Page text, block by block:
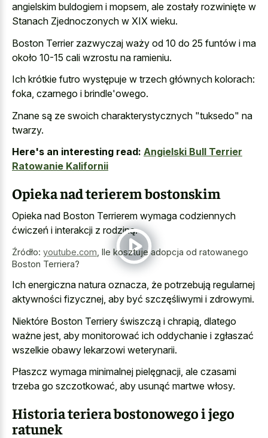
angielskim buldogiem i mopsem, ale zostały rozwinięte w
Stanach Zjednoczonych w XIX wieku.
Boston Terrier zazwyczaj waży od 10 do 25 funtów i ma
około 10-15 cali wzrostu na ramieniu.
Ich krótkie futro występuje w trzech głównych kolorach:
foka, czarnego i brindle'owego.
Znane są ze swoich charakterystycznych "tuksedo" na
twarzy.
Here's an interesting read: Angielski Bull Terrier
Ratowanie Kalifornii
Opieka nad terierem bostonskim
Opieka nad Boston Terrierem wymaga codziennych
ćwiczeń i interakcji z rodziną.
Źródło: youtube.com Ile kosztuje adopcja od ratowanego
Boston Terriera?
Ich energiczna natura oznacza, że potrzebują regularnej
aktywności fizycznej, aby być szczęśliwymi i zdrowymi.
Niektóre Boston Terriery świszczą i chrapią, dlatego
ważne jest, aby monitorować ich oddychanie i zgłaszać
wszelkie obawy lekarzowi weterynarii.
Płaszcz wymaga minimalnej pielęgnacji, ale czasami
trzeba go szczotkować, aby usunąć martwe włosy.
Historia teriera bostonowego i jego
ratunek